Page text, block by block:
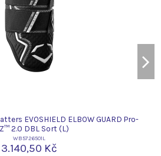
EVOSHIELD ELBOW GUARD Pro-
2.0 DBL Sort (L)
WB5726501L
3.140,50 Kč